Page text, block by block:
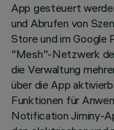
App gesteuert
und Abrufen von
Store und im Google
"Mesh"-Netzwerk
die Verwaltung
über die App
Funktionen für
Notification Jiminy-